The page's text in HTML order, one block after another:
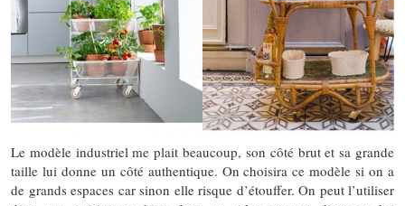
Le modèle industriel me plait beaucoup, son côté brut et sa grande
taille lui donne un côté authentique. On choisira ce modèle si on a
de grands espaces car sinon elle risque d’étouffer. On peut l’utiliser